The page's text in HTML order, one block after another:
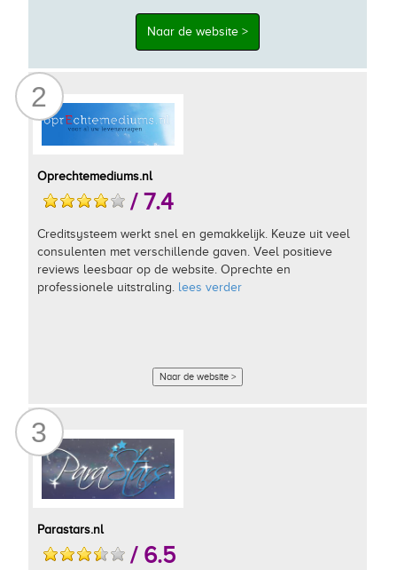
Naar de website >
2
Oprechtemediums.nl
/ 7.4
Creditsysteem werkt snel en gemakkelijk. Keuze uit veel
consulenten met verschillende gaven. Veel positieve
reviews leesbaar op de website. Oprechte en
professionele uitstraling. lees verder
Naar de website >
3
Parastars.nl
/ 6.5